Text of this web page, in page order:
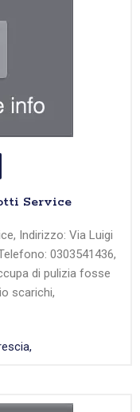
Service
Indirizzo: Via Luigi
0303541436,
di pulizia fosse
scarichi,